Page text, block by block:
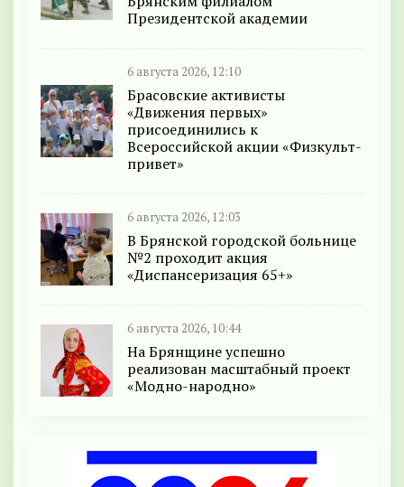
Президентской академии
6 августа 2026, 12:10
Брасовские активисты
«Движения первых»
присоединились к
Всероссийской акции «Физкульт-
привет»
6 августа 2026, 12:03
В Брянской городской больнице
№2 проходит акция
«Диспансеризация 65+»
6 августа 2026, 10:44
На Брянщине успешно
реализован масштабный проект
«Модно-народно»